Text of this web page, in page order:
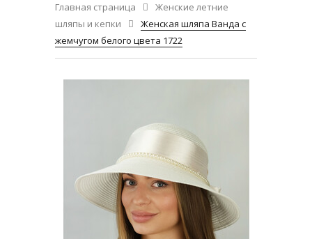
Главная страница
Женские летние
шляпы и кепки
Женская шляпа Ванда с
жемчугом белого цвета 1722